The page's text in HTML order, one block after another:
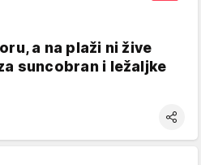
a na plaži ni žive
suncobran i ležaljke